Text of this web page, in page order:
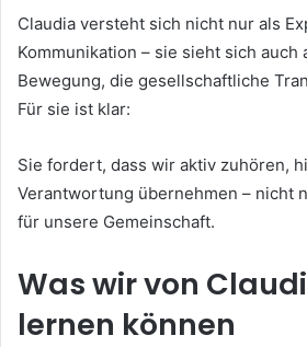
Claudia versteht sich nicht nur als
Kommunikation – sie sieht sich auch
Bewegung, die gesellschaftliche
Für sie ist klar:
Sie fordert, dass wir aktiv zuhören,
Verantwortung übernehmen – nicht
für unsere Gemeinschaft.
Was wir von
lernen können